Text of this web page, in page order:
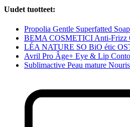
Uudet tuotteet:
Propolia Gentle Superfatted Soap
BEMA COSMETICI Anti-Frizz
LÉA NATURE SO BiO étic
Avril Pro Âge+ Eye & Lip
Sublimactive Peau mature